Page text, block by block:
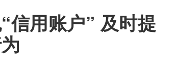
信用账户” 及时提